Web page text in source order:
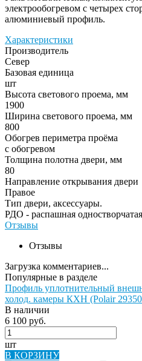
электрообогревом с четырех
алюминиевый профиль.
Характеристики
Производитель
Север
Базовая единица
шт
Высота светового проема, мм
1900
Ширина светового проема, мм
800
Обогрев периметра проёма
с обогревом
Толщина полотна двери, мм
80
Направление открывания двери
Правое
Тип двери, аксессуары.
РДО - распашная одностворчатая
Отзывы
Отзывы
Загрузка комментариев...
Популярные в разделе
Профиль уплотнительный
холод. камеры КХН (Polair
В наличии
6 100 руб.
шт
В КОРЗИНУ